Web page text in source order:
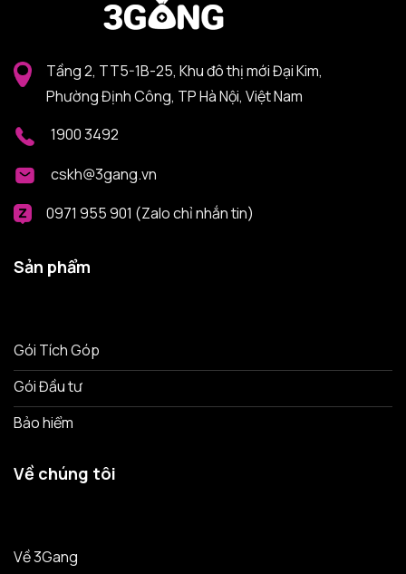
Tầng 2, TT5-1B-25, Khu đô thị mới Đại Kim,
Phường Định Công, TP Hà Nội, Việt Nam
1900 3492
cskh@3gang.vn
0971 955 901 (Zalo chỉ nhắn tin)
Sản phẩm
Gói Tích Góp
Gói Đầu tư
Bảo hiểm
Về chúng tôi
Về 3Gang